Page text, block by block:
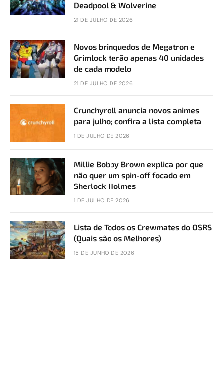
Deadpool & Wolverine
21 DE JULHO DE 2026
Novos brinquedos de Megatron e
Grimlock terão apenas 40 unidades
de cada modelo
21 DE JULHO DE 2026
Crunchyroll anuncia novos animes
para julho; confira a lista completa
1 DE JULHO DE 2026
Millie Bobby Brown explica por que
não quer um spin-off focado em
Sherlock Holmes
1 DE JULHO DE 2026
Lista de Todos os Crewmates do OSRS
(Quais são os Melhores)
15 DE JUNHO DE 2026